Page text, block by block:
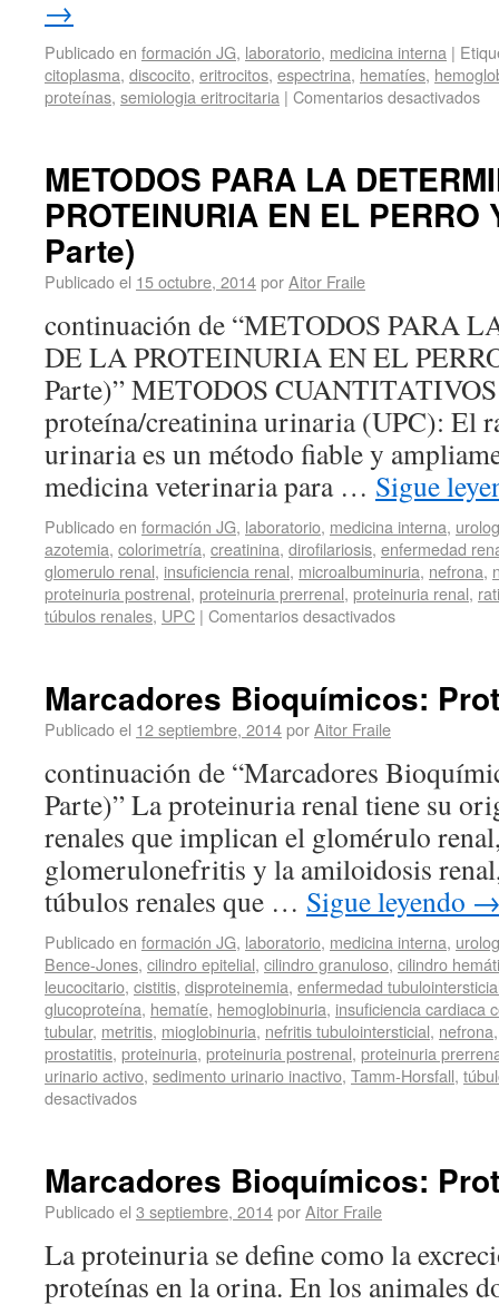
→
Publicado en formación JG, laboratorio, medicina interna |
citoplasma, discocito, eritrocitos, espectrina, hematíes,
proteínas, semiologia eritrocitaria | Comentarios desactivados
METODOS PARA LA
PROTEINURIA EN EL PERRO
Parte)
Publicado el 15 octubre, 2014porAitor Fraile
continuación de “METODOS PARA
DE LA PROTEINURIA EN EL
Parte)” METODOS
proteína/creatinina urinaria (UPC): El
urinaria es un método fiable y
medicina veterinaria para … Sigue
Publicado en formación JG, laboratorio, medicina interna,
azotemia, colorimetría, creatinina, dirofilariosis, enfermedad
glomerulo renal, insuficiencia renal, microalbuminuria, nefrona,
proteinuria postrenal, proteinuria prerrenal, proteinuria renal,
túbulos renales, UPC | Comentarios desactivados
Marcadores Bioquímicos:
Publicado el 12 septiembre, 2014porAitor Fraile
continuación de “Marcadores
Parte)” La proteinuria renal tiene su
renales que implican el glomérulo
glomerulonefritis y la amiloidosis
túbulos renales que … Sigue leyendo
Publicado en formación JG, laboratorio, medicina interna,
Bence-Jones, cilindro epitelial, cilindro granuloso, cilindro
leucocitario, cistitis, disproteinemia, enfermedad
glucoproteína, hematíe, hemoglobinuria, insuficiencia cardiaca
tubular, metritis, mioglobinuria, nefritis tubulointersticial, nefrona
prostatitis, proteinuria, proteinuria postrenal, proteinuria
urinario activo, sedimento urinario inactivo, Tamm-Horsfall,
desactivados
Marcadores Bioquímicos:
Publicado el 3 septiembre, 2014porAitor Fraile
La proteinuria se define como la
proteínas en la orina. En los animales